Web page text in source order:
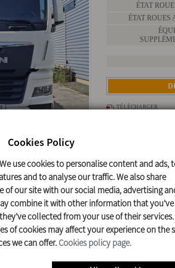
Cookies Policy
use cookies to personalise content and ads,
and to analyse our traffic. We also share
of our site with our social media, advertising
combine it with other information that you've
collected from your use of their services.
of cookies may affect your experience on the
we can offer.Cookies policy page.
ÉTAT
ÉTAT ROUES
TÉLÉCHARGER
FAMILLE